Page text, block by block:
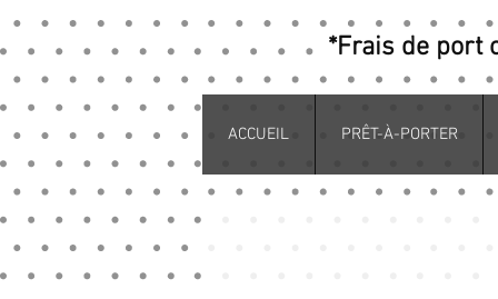
*Frais de port
ACCUEIL PRÊT-À-PORTER